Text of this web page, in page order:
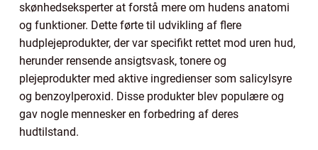
skønhedseksperter at forstå mere om hudens anatomi
og funktioner. Dette førte til udvikling af flere
hudplejeprodukter, der var specifikt rettet mod uren hud,
herunder rensende ansigtsvask, tonere og
plejeprodukter med aktive ingredienser som salicylsyre
og benzoylperoxid. Disse produkter blev populære og
gav nogle mennesker en forbedring af deres
hudtilstand.